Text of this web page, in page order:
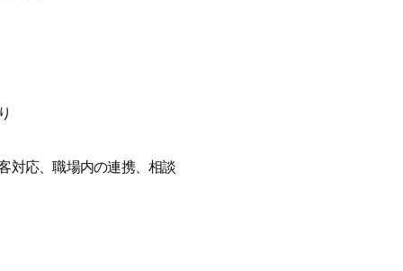
対応、職場内の連携、相談